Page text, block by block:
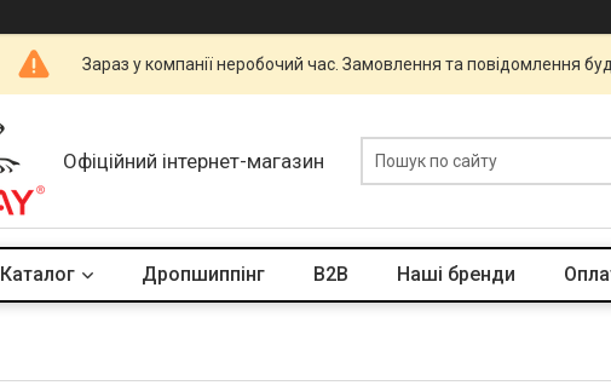
Зараз у компанії неробочий час. Замовлення та повідомлення
Офіційний інтернет-магазин
Каталог Дропшиппінг B2B Наші бренди